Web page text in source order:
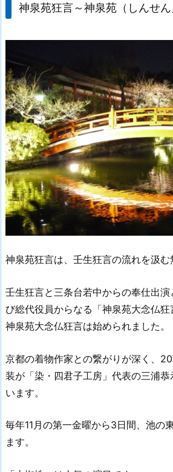
神泉苑狂言～神泉苑（しんせん
神泉苑狂言は、壬生狂言の流れを汲む
壬生狂言と三条台若中からの奉仕出演
び総代役員からなる「神泉苑大念仏
神泉苑大念仏狂言は始められました。
京都の着物作家との繋がりが深く、
装が「染・四君子工房」代表の三浦
います。
毎年11月の第一金曜から3日間、池の
ます。